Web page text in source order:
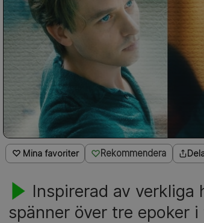
♡ Mina favoriter Rekommendera
Inspirerad av verkliga
spänner över tre epoker